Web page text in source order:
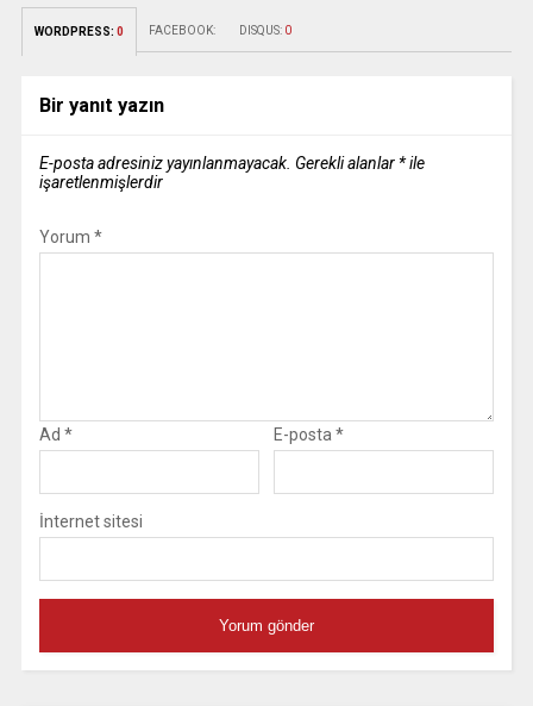
WORDPRESS: 0 FACEBOOK: DISQUS: 0
Bir yanıt yazın
E-posta adresiniz yayınlanmayacak. Gerekli alanlar *ile
işaretlenmişlerdir
Yorum *
Ad * E-posta *
İnternet sitesi